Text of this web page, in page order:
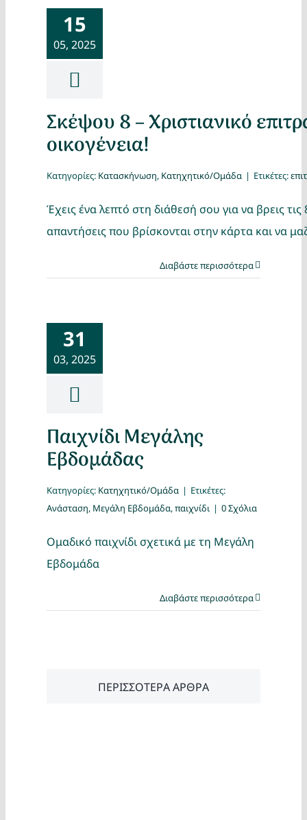
15
05, 2025
Σκέψου 8 – Χριστιανικό
οικογένεια!
Κατηγορίες: Κατασκήνωση, Κατηχητικό/Ομάδα | Ετικέτες:
Έχεις ένα λεπτό στη διάθεσή σου για να βρεις τις
απαντήσεις που βρίσκονται στην κάρτα και να
Διαβάστε περισσότερα
31
03, 2025
Παιχνίδι Μεγάλης
Εβδομάδας
Κατηγορίες: Κατηχητικό/Ομάδα | Ετικέτες:
Ανάσταση, Μεγάλη Εβδομάδα,παιχνίδι | 0 Σχόλια
Ομαδικό παιχνίδι σχετικά με τη Μεγάλη
Εβδομάδα
Διαβάστε περισσότερα
ΠΕΡΙΣΣΟΤΕΡΑ ΑΡΘΡΑ